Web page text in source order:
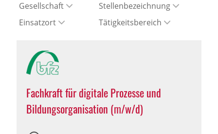
Gesellschaft
Stellenbezeichnung
Einsatzort
Tätigkeitsbereich
Fachkraft für digitale Prozesse und
Bildungsorganisation (m/w/d)